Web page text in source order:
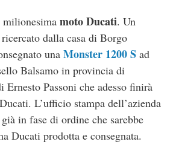
milionesima moto Ducati. Un
dalla casa di Borgo
una Monster 1200 S ad
Balsamo in provincia di
Passoni che adesso finirà
L’ufficio stampa dell’azienda
in fase di ordine che sarebbe
Ducati prodotta e consegnata.